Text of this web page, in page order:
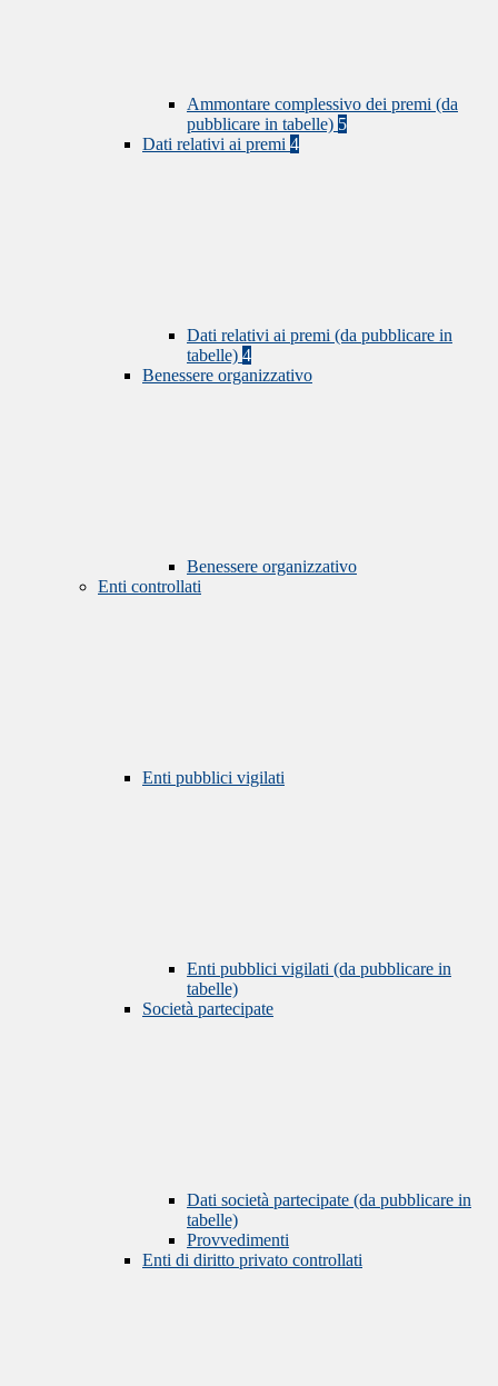
Ammontare complessivo dei premi (da
pubblicare in tabelle) 5
Dati relativi ai premi 4
Dati relativi ai premi (da pubblicare in
tabelle) 4
Benessere organizzativo
Benessere organizzativo
Enti controllati
Enti pubblici vigilati
Enti pubblici vigilati (da pubblicare in
tabelle)
Società partecipate
Dati società partecipate (da pubblicare in
tabelle)
Provvedimenti
Enti di diritto privato controllati